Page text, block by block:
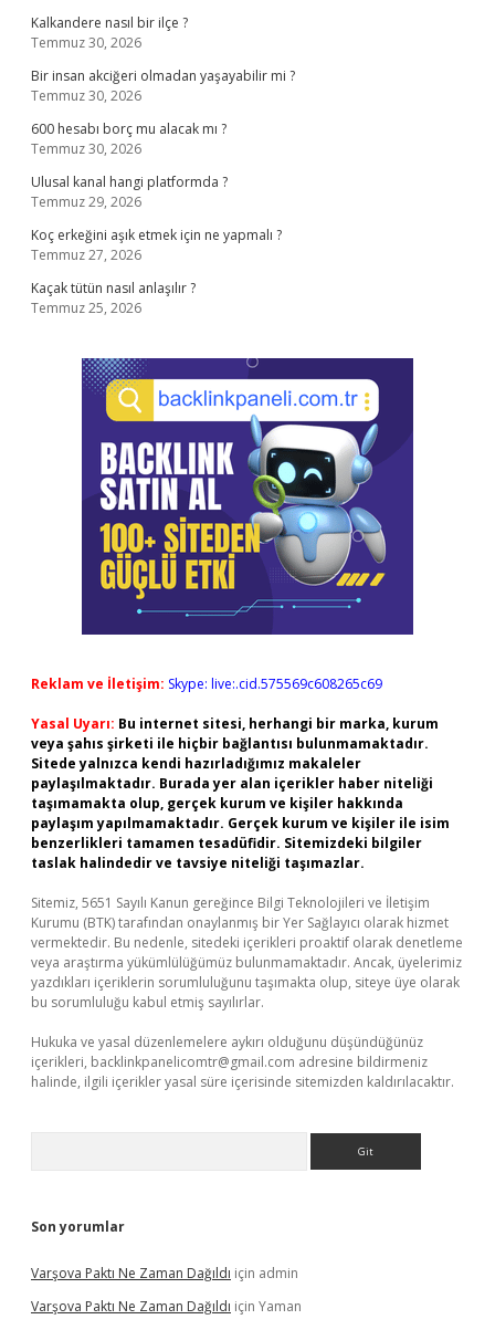
Kalkandere nasıl bir ilçe ?
Temmuz 30, 2026
Bir insan akciğeri olmadan yaşayabilir mi ?
Temmuz 30, 2026
600 hesabı borç mu alacak mı ?
Temmuz 30, 2026
Ulusal kanal hangi platformda ?
Temmuz 29, 2026
Koç erkeğini aşık etmek için ne yapmalı ?
Temmuz 27, 2026
Kaçak tütün nasıl anlaşılır ?
Temmuz 25, 2026
Reklam ve İletişim: Skype: live:.cid.575569c608265c69
Yasal Uyarı: Bu internet sitesi, herhangi bir marka, kurum
veya şahıs şirketi ile hiçbir bağlantısı bulunmamaktadır.
Sitede yalnızca kendi hazırladığımız makaleler
paylaşılmaktadır. Burada yer alan içerikler haber niteliği
taşımamakta olup, gerçek kurum ve kişiler hakkında
paylaşım yapılmamaktadır. Gerçek kurum ve kişiler ile isim
benzerlikleri tamamen tesadüfidir. Sitemizdeki bilgiler
taslak halindedir ve tavsiye niteliği taşımazlar.
Sitemiz, 5651 Sayılı Kanun gereğince Bilgi Teknolojileri ve İletişim
Kurumu (BTK) tarafından onaylanmış bir Yer Sağlayıcı olarak hizmet
vermektedir. Bu nedenle, sitedeki içerikleri proaktif olarak denetleme
veya araştırma yükümlülüğümüz bulunmamaktadır. Ancak, üyelerimiz
yazdıkları içeriklerin sorumluluğunu taşımakta olup, siteye üye olarak
bu sorumluluğu kabul etmiş sayılırlar.
Hukuka ve yasal düzenlemelere aykırı olduğunu düşündüğünüz
içerikleri, backlinkpanelicomtr@gmail.com adresine bildirmeniz
halinde, ilgili içerikler yasal süre içerisinde sitemizden kaldırılacaktır.
Son yorumlar
Varşova Paktı Ne Zaman Dağıldı için admin
Varşova Paktı Ne Zaman Dağıldı için Yaman